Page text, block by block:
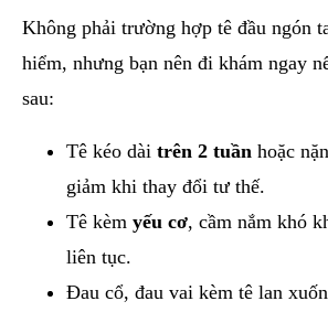
Không phải trường hợp tê đầu ngón
hiểm, nhưng bạn nên đi khám ngay
sau:
Tê kéo dài trên 2 tuần hoặc
giảm khi thay đổi tư thế.
Tê kèm yếu cơ, cầm nắm khó
liên tục.
Đau cổ, đau vai kèm tê lan